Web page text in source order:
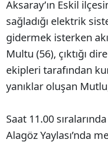
Aksaray’ın Eskil
sağladığı elektrik
gidermek isterken
Multu (56), çıktığı
ekipleri tarafından
yanıklar oluşan
Saat 11.00
Alagöz Yaylası’nda